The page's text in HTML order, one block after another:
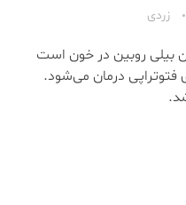
زردی
بیلی روبین در خون است
فتوتراپی درمان می‌شود.